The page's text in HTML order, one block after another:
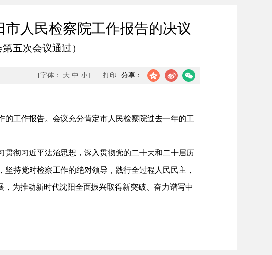
人民检察院工作报告的决议
五次会议通过）
分享：
[字体： 大 中 小] 打印
工作报告。会议充分肯定市人民检察院过去一年的工
彻习近平法治思想，深入贯彻党的二十大和二十届历
持党对检察工作的绝对领导，践行全过程人民民主，
为推动新时代沈阳全面振兴取得新突破、奋力谱写中